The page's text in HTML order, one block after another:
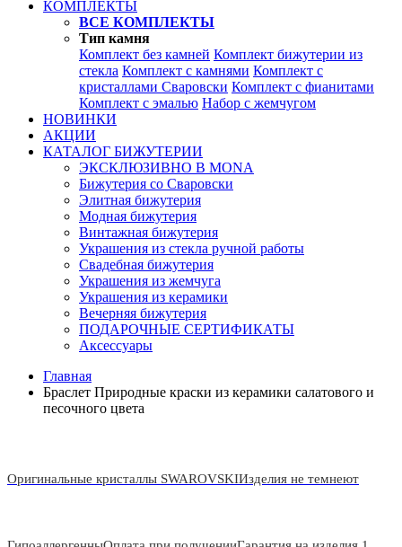
КОМПЛЕКТЫ
ВСЕ КОМПЛЕКТЫ
Тип камня
Комплект без камней Комплект бижутерии из
стекла Комплект с камнями Комплект с
кристаллами Сваровски Комплект с фианитами
Комплект с эмалью Набор с жемчугом
НОВИНКИ
АКЦИИ
КАТАЛОГ БИЖУТЕРИИ
ЭКСКЛЮЗИВНО В MONA
Бижутерия со Сваровски
Элитная бижутерия
Модная бижутерия
Винтажная бижутерия
Украшения из стекла ручной работы
Свадебная бижутерия
Украшения из жемчуга
Украшения из керамики
Вечерняя бижутерия
ПОДАРОЧНЫЕ СЕРТИФИКАТЫ
Аксессуары
Главная
Браслет Природные краски из керамики салатового и
песочного цвета
Оригинальные кристаллы SWAROVSKIИзделия не темнеют